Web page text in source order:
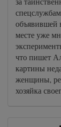
объявившей
месте уже
что пишет
картины
женщины,
хозяйка